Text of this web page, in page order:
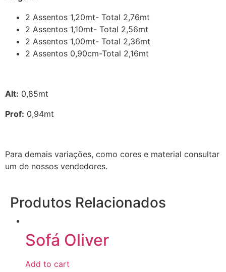
2 Assentos 1,20mt- Total 2,76mt
2 Assentos 1,10mt- Total 2,56mt
2 Assentos 1,00mt- Total 2,36mt
2 Assentos 0,90cm-Total 2,16mt
Alt: 0,85mt
Prof: 0,94mt
Para demais variações, como cores e material consultar
um de nossos vendedores.
Produtos Relacionados
Sofá Oliver
Add to cart